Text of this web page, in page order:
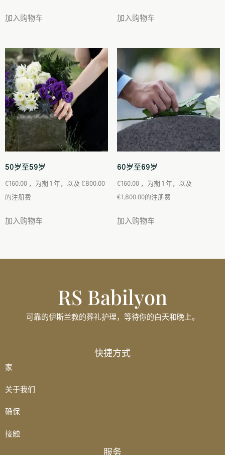
加入购物车 加入购物车
50岁至59岁
€160.00 ，为期 1 年，以及 €800.00
的注册费
加入购物车
60岁至69岁
€160.00 ，为期 1 年，以及
€1,800.00的注册费
加入购物车
RS Babilyon
可靠的伊斯兰教的葬礼护理，等待你的白天和晚上。
快捷方式
家
关于我们
确保
接触
服务
Français